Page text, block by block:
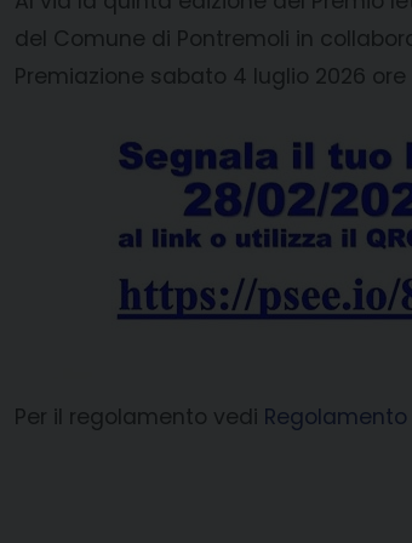
del Comune di Pontremoli in
Premiazione sabato 4 luglio 2026 ore
Per il regolamento vedi Regolamento